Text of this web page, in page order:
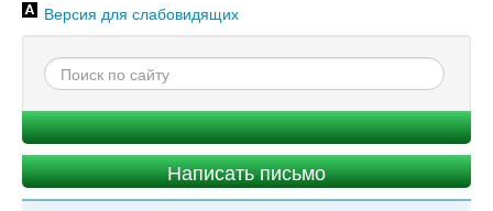
Версия для слабовидящих
Написать письмо